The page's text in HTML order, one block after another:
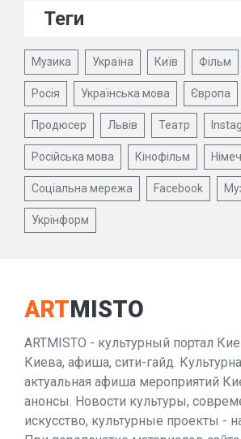
Теги
Музика Україна Київ Фільм
Росія Українська мова Європа
Продюсер Львів Театр
Російська мова Кінофільм
Соціальна мережа Facebook
Укрінформ
ARTMISTO
ARTMISTO - культурный портал
Киева, афиша, сити-гайд.
актуальная афиша мероприятий
анонсы. Новости культуры,
искусство, культурные проекты -